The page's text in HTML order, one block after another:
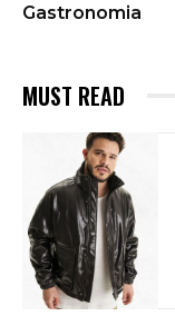
Gastronomia
MUST READ